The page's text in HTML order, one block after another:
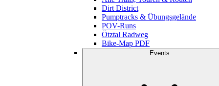
Dirt District
Pumptracks & Übungsgelände
POV-Runs
Ötztal Radweg
Bike-Map PDF
Events